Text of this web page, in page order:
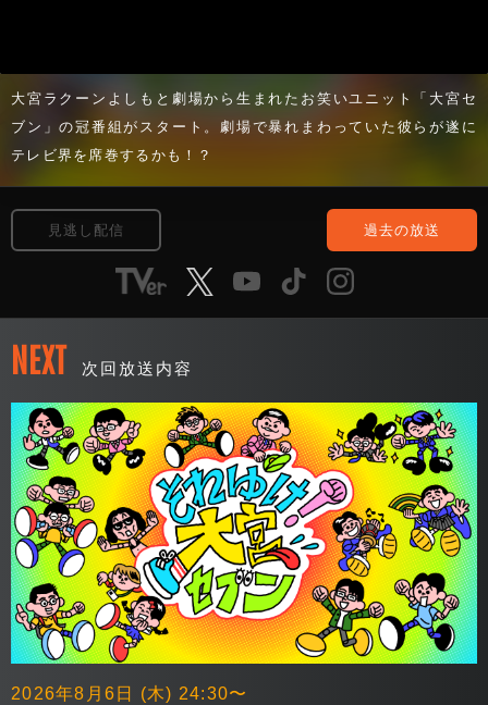
大宮ラクーンよしもと劇場から生まれたお笑いユニット「大宮セ
ブン」の冠番組がスタート。劇場で暴れまわっていた彼らが遂に
テレビ界を席巻するかも！？
見逃し配信 過去の放送
NEXT 次回放送内容
2026年8月6日 (木) 24:30〜